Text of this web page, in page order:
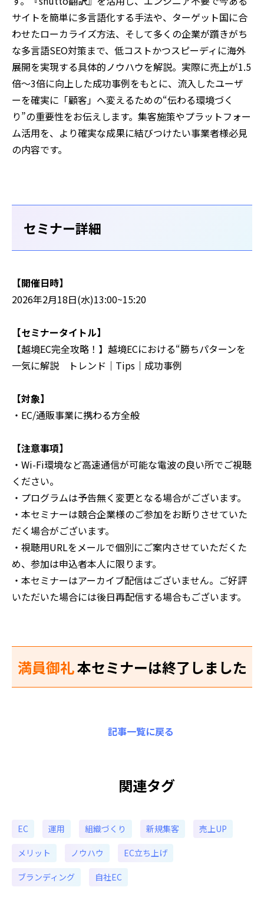
サイトを簡単に多言語化する手法や、ターゲット国に合
わせたローカライズ方法、そして多くの企業が躓きがち
な多言語SEO対策まで、低コストかつスピーディに海外
展開を実現する具体的ノウハウを解説。実際に売上が1.5
倍〜3倍に向上した成功事例をもとに、流入したユーザ
ーを確実に「顧客」へ変えるための“伝わる環境づく
り”の重要性をお伝えします。集客施策やプラットフォー
ム活用を、より確実な成果に結びつけたい事業者様必見
の内容です。
セミナー詳細
【開催日時】
2026年2月18日(水)13:00~15:20
【セミナータイトル】
【越境EC完全攻略！】越境ECにおける“勝ちパターンを
一気に解説 トレンド｜Tips｜成功事例
【対象】
・EC/通販事業に携わる方全般
【注意事項】
‍・Wi-Fi環境など高速通信が可能な電波の良い所でご視聴
ください。
・プログラムは予告無く変更となる場合がございます。
・本セミナーは競合企業様のご参加をお断りさせていた
だく場合がございます。
・視聴用URLをメールで個別にご案内させていただくた
め、参加は申込者本人に限ります。
・本セミナーはアーカイブ配信はございません。ご好評
いただいた場合には後日再配信する場合もございます。
満員御礼本セミナーは終了しました
記事一覧に戻る
関連タグ
EC 運用 組織づくり 新規集客 売上UP
メリット ノウハウ EC立ち上げ
ブランディング 自社EC